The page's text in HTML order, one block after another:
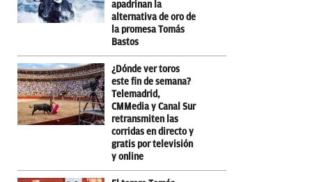
apadrinan la
alternativa de oro de
la promesa Tomás
Bastos
¿Dónde ver toros
este fin de semana?
Telemadrid,
CMMedia y Canal Sur
retransmiten las
corridas en directo y
gratis por televisión
y online